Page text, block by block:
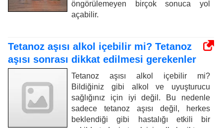
öngörülemeyen birçok sonuca yol
açabilir.
Tetanoz aşısı alkol içebilir mi? Tetanoz
aşısı sonrası dikkat edilmesi gerekenler
Tetanoz aşısı alkol içebilir mi?
Bildiğiniz gibi alkol ve uyuşturucu
sağlığınız için iyi değil. Bu nedenle
sadece tetanoz aşısı değil, herkes
beklendiği gibi hastalığı etkili bir